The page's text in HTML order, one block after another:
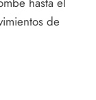
de